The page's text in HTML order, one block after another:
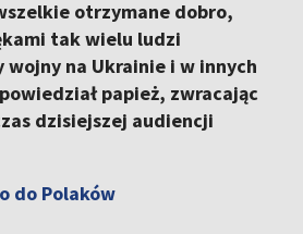
otrzymane dobro,
tak wielu ludzi
na Ukrainie i w innych
papież, zwracając
dzisiejszej audiencji
do Polaków